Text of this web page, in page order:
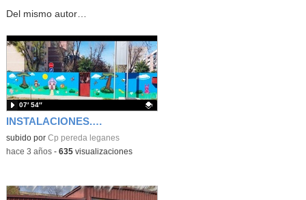
Del mismo autor…
INSTALACIONES. Pereda_Leganés
Contenido educativo.
subido por Cp pereda leganes
07′ 54″
-hace 3 años- 635visualizaciones